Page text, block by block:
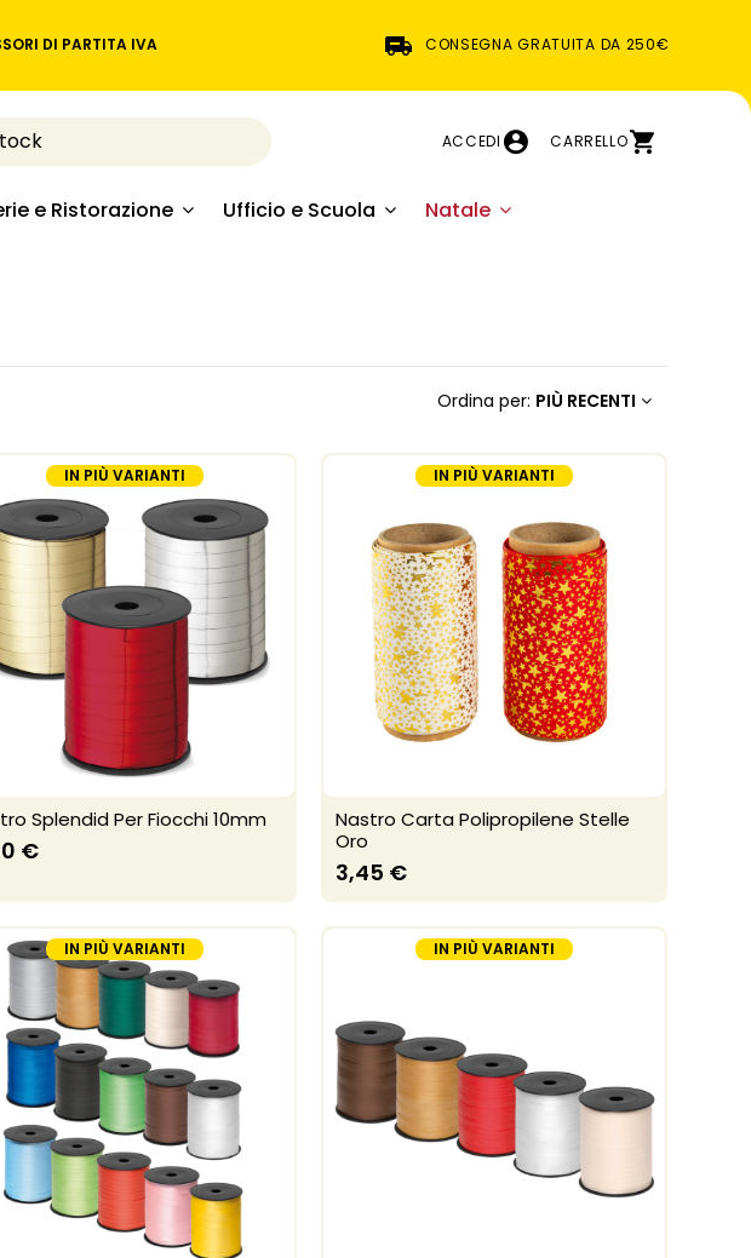
DI PARTITA IVA CONSEGNA GRATUITA DA 250€
ACCEDI CARRELLO
e Ristorazione Ufficio e Scuola Natale
Ordina per: PIÙ RECENTI
IN PIÙ VARIANTI
Splendid Per Fiocchi 10mm
€
IN PIÙ VARIANTI
Nastro Carta Polipropilene Stelle
Oro
3,45 €
IN PIÙ VARIANTI IN PIÙ VARIANTI